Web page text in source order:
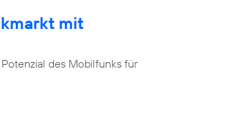
mit
des Mobilfunks für